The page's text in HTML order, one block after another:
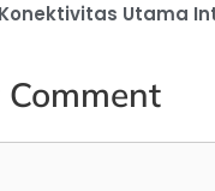
Utama
Comment